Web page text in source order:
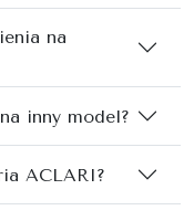
na
inny model?
ACLARI?